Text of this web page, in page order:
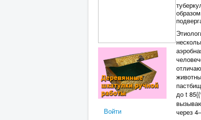
Войти
до t 85{{
через